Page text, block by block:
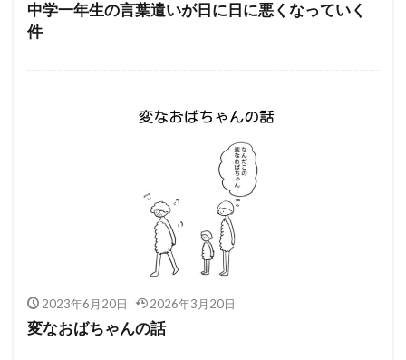
中学一年生の言葉遣いが日に日に悪くなっていく
件
2023年6月20日 2026年3月20日
変なおばちゃんの話